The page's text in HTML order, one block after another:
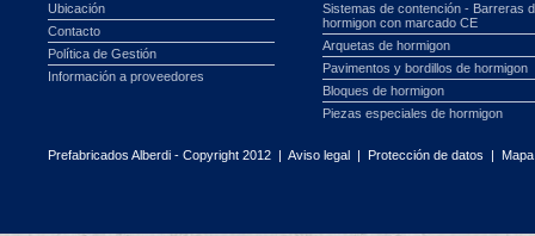
Ubicación
Contacto
Política de Gestión
Información a proveedores
Sistemas de contención - Barreras
hormigon con marcado CE
Arquetas de hormigon
Pavimentos y bordillos de hormigon
Bloques de hormigon
Piezas especiales de hormigon
Prefabricados Alberdi - Copyright 2012 | Aviso legal | Protección de datos |